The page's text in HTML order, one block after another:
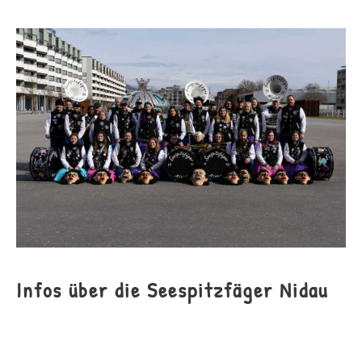
Infos über die Seespitzfäger Nidau